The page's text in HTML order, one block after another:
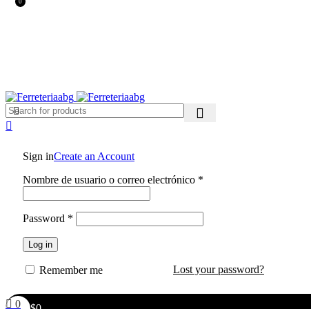
Sign inCreate an Account
Nombre de usuario o correo electrónico *
Password *
Log in
Lost your password?
Remember me
0
0